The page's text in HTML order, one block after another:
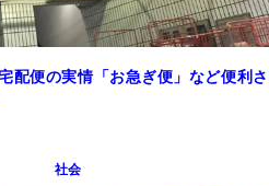
配便の実情「お急ぎ便」など便利さ
社会